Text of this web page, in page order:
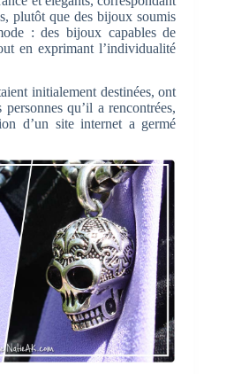
plutôt que des bijoux soumis
: des bijoux capables de
en exprimant l’individualité
initialement destinées, ont
qu’il a rencontrées,
d’un site internet a germé